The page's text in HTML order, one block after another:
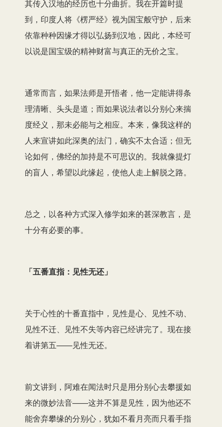
其传入汉地的经历也十分曲折。我在开篇时提
到，印度人将《楞严经》视为国宝般守护，后来
依靠种种因缘才得以弘扬到汉地，因此，本经可
以说是国宝级的精神财富与真正的无价之宝。
通常而言，如果法师是开悟者，他一定能讲得条
理清晰、头头是道；而如果说法者以分别心来揣
度经义，那未必能与之相应。本来，像我这样的
人来宣讲如此深奥的法门，确实不太合适；但无
论如何，佛经的加持是不可思议的。我就像提灯
的盲人，希望以此缘起，使他人走上解脱之路。
总之，以各种方式深入修学如来的甚深教言，是
十分有必要的事。
「五番直指：见性无还」
关于心性的十番直指中，见性是心、见性不动、
见性不迁、见性不失等内容已经讲完了。现在接
着讲第五——见性无还。
前文讲到，阿难在闻法时只是用分别心去攀援如
来的微妙法音——这并不算是见性，因为他还不
能舍弃攀缘的分别心，犹如不看月亮而只看手指